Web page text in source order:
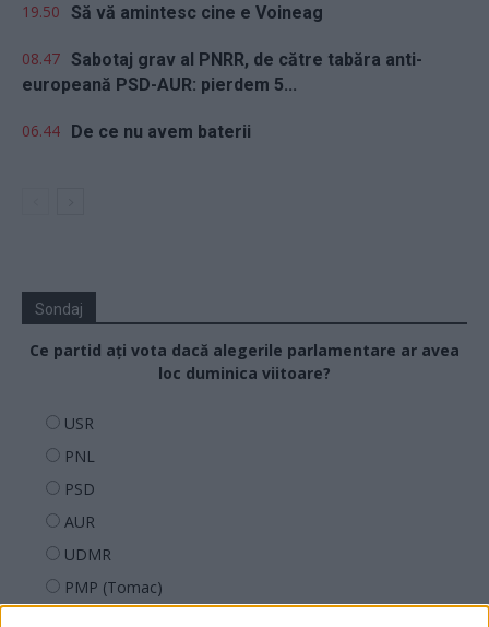
19.50 Să vă amintesc cine e Voineag
08.47 Sabotaj grav al PNRR, de către tabăra anti-
europeană PSD-AUR: pierdem 5...
06.44 De ce nu avem baterii
Sondaj
Ce partid ați vota dacă alegerile parlamentare ar avea
loc duminica viitoare?
USR
PNL
PSD
AUR
UDMR
PMP (Tomac)